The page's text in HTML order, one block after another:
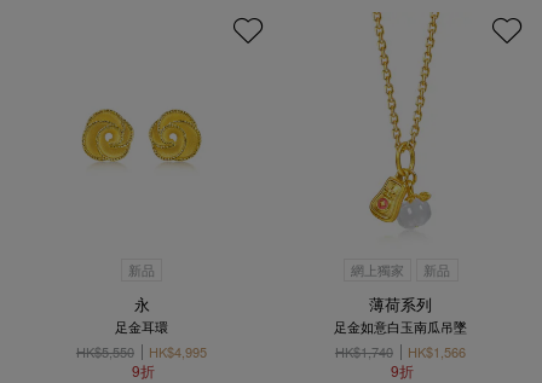
新品
永
足金耳環
HK$5,550
HK$4,995
9折
網上獨家 新品
薄荷系列
足金如意白玉南瓜吊墜
HK$1,740
HK$1,566
9折